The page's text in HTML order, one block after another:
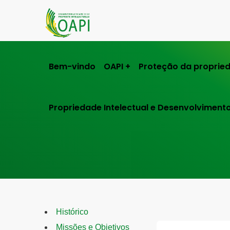
Bem-vindo OAPI Proteção da
Propriedade Intelectual e
Histórico
Missões e Objetivos